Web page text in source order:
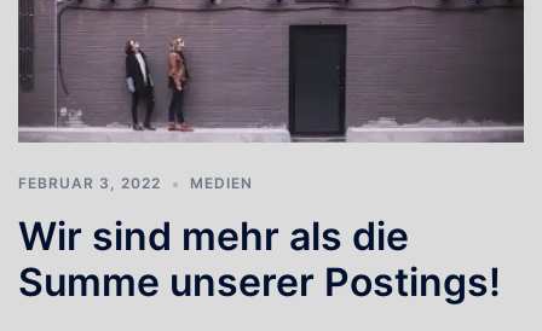
FEBRUAR 3, 2022 MEDIEN
Wir sind mehr als die
Summe unserer Postings!